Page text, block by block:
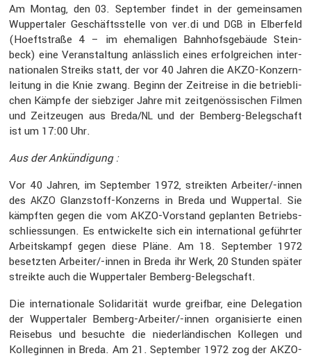
Am Montag, den 03. September findet in der gemein­samen
Wupper­taler Geschäfts­stelle von ver.di und DGB in Elber­feld
(Hoeft­straße 4 – im ehema­ligen Bahnhofs­ge­bäude Stein­
beck) eine Veran­stal­tung anläss­lich eines erfolg­rei­chen inter­
na­tio­nalen Streiks statt, der vor 40 Jahren die AKZO-Konzern­
lei­tung in die Knie zwang. Beginn der Zeitreise in die betrieb­li­
chen Kämpfe der siebziger Jahre mit zeitge­nös­si­schen Filmen
und Zeitzeugen aus Breda/NL und der Bemberg-Beleg­schaft
ist um 17:00 Uhr.
Aus der Ankün­di­gung :
Vor 40 Jahren, im September 1972, streikten Arbei­ter/-innen
des AKZO Glanz­stoff-Konzerns in Breda und Wuppertal. Sie
kämpften gegen die vom AKZO-Vorstand geplanten Betriebs­
schlies­sungen. Es entwi­ckelte sich ein inter­na­tional geführter
Arbeits­kampf gegen diese Pläne. Am 18. September 1972
besetzten Arbei­ter/-innen in Breda ihr Werk, 20 Stunden später
streikte auch die Wupper­taler Bemberg-Beleg­schaft.
Die inter­na­tio­nale Solida­rität wurde greifbar, eine Delega­tion
der Wupper­taler Bemberg-Arbei­ter/-innen organi­sierte einen
Reisebus und besuchte die nieder­län­di­schen Kollegen und
Kolle­ginnen in Breda. Am 21. September 1972 zog der AKZO-